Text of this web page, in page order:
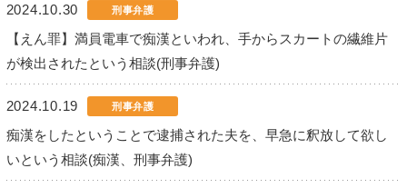
2024.10.30 刑事弁護
【えん罪】満員電車で痴漢といわれ、手からスカートの繊維片
が検出されたという相談(刑事弁護)
2024.10.19 刑事弁護
痴漢をしたということで逮捕された夫を、早急に釈放して欲し
いという相談(痴漢、刑事弁護)